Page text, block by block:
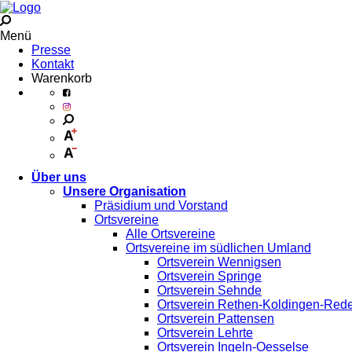
Menü
Presse
Kontakt
Warenkorb
Über uns
Unsere Organisation
Präsidium und Vorstand
Ortsvereine
Alle Ortsvereine
Ortsvereine im südlichen Umland
Ortsverein Wennigsen
Ortsverein Springe
Ortsverein Sehnde
Ortsverein Rethen-Koldingen-
Ortsverein Pattensen
Ortsverein Lehrte
Ortsverein Ingeln-Oesselse